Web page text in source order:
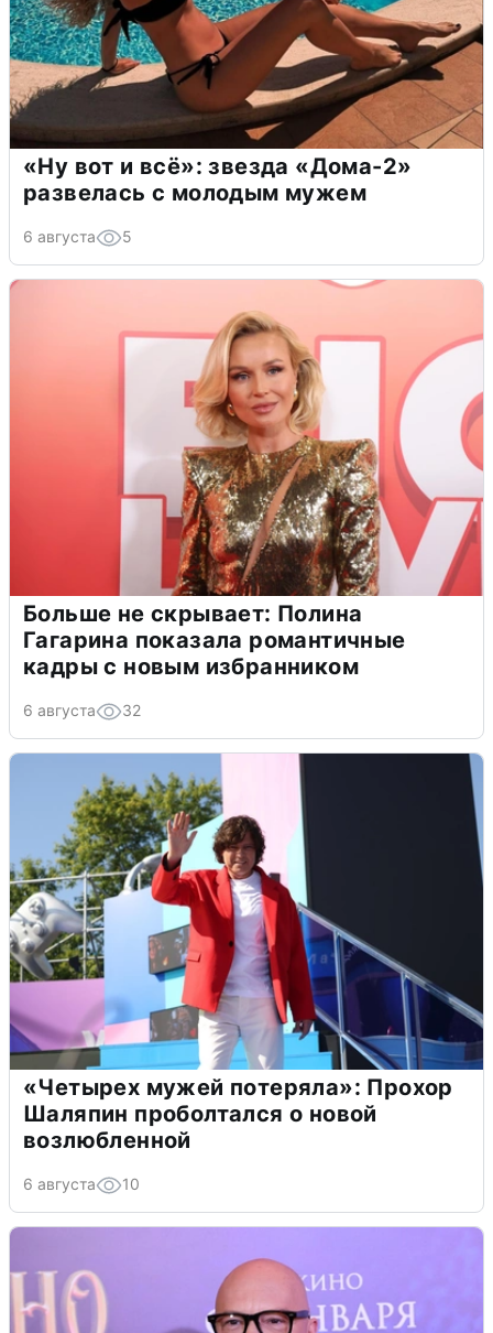
«Ну вот и всё»: звезда «Дома-2»
развелась с молодым мужем
6 августа 5
Больше не скрывает: Полина
Гагарина показала романтичные
кадры с новым избранником
6 августа 32
«Четырех мужей потеряла»: Прохор
Шаляпин проболтался о новой
возлюбленной
6 августа 10